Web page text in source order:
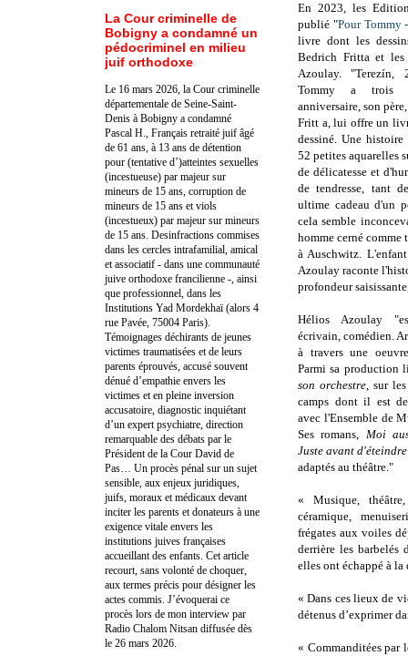
En 2023, les
publié "Pour Tommy
livre dont les
Bedrich Fritta et
Azoulay. "Terezín,
Tommy a trois
anniversaire, son
Fritt a, lui offre un
dessiné. Une
52 petites aquarelles
de délicatesse et
de tendresse, tant
ultime cadeau d'un
cela semble
homme cerné comme
à Auschwitz.
Azoulay raconte
profondeur
Hélios Azoulay
écrivain, comédien.
à travers une
Parmi sa production
son orchestre, sur les
camps dont il est
avec l'Ensemble de
Ses romans, Moi
Juste avant d'éteindre
adaptés au théâtre."
« Musique,
céramique,
frégates aux voiles
derrière les barbelés
elles ont échappé à
« Dans ces lieux de
détenus d’exprimer
« Commanditées par
La Cour criminelle de
Bobigny a condamné un
pédocriminel en milieu
juif orthodoxe
Le 16 mars 2026, la Cour criminelle
départementale de Seine-Saint-
Denis à Bobigny a condamné
Pascal H., Français retraité juif âgé
de 61 ans, à 13 ans de détention
pour (tentative d’)atteintes sexuelles
(incestueuse) par majeur sur
mineurs de 15 ans, corruption de
mineurs de 15 ans et viols
(incestueux) par majeur sur mineurs
de 15 ans. Desinfractions commises
dans les cercles intrafamilial, amical
et associatif - dans une communauté
juive orthodoxe francilienne -, ainsi
que professionnel, dans les
Institutions Yad Mordekhaï (alors 4
rue Pavée, 75004 Paris).
Témoignages déchirants de jeunes
victimes traumatisées et de leurs
parents éprouvés, accusé souvent
dénué d’empathie envers les
victimes et en pleine inversion
accusatoire, diagnostic inquiétant
d’un expert psychiatre, direction
remarquable des débats par le
Président de la Cour David de
Pas… Un procès pénal sur un sujet
sensible, aux enjeux juridiques,
juifs, moraux et médicaux devant
inciter les parents et donateurs à une
exigence vitale envers les
institutions juives françaises
accueillant des enfants. Cet article
recourt, sans volonté de choquer,
aux termes précis pour désigner les
actes commis. J’évoquerai ce
procès lors de mon interview par
Radio Chalom Nitsan diffusée dès
le 26 mars 2026.